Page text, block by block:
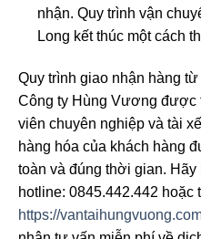
nhận. Quy trình vận
Long kết thúc một cách
Quy trình giao nhận hàng
Công ty Hùng Vương được
viên chuyên nghiệp và tài
hàng hóa của khách hàng
toàn và đúng thời gian.
hotline: 0845.442.442 hoặc
https://